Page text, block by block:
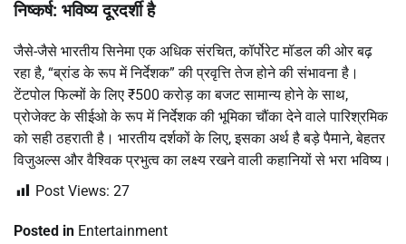
निष्कर्ष: भविष्य दूरदर्शी है
जैसे-जैसे भारतीय सिनेमा एक अधिक संरचित, कॉर्पोरेट मॉडल की ओर बढ़
रहा है, “ब्रांड के रूप में निर्देशक” की प्रवृत्ति तेज होने की संभावना है।
टेंटपोल फिल्मों के लिए ₹500 करोड़ का बजट सामान्य होने के साथ,
प्रोजेक्ट के सीईओ के रूप में निर्देशक की भूमिका चौंका देने वाले पारिश्रमिक
को सही ठहराती है। भारतीय दर्शकों के लिए, इसका अर्थ है बड़े पैमाने, बेहतर
विजुअल्स और वैश्विक प्रभुत्व का लक्ष्य रखने वाली कहानियों से भरा भविष्य।
Post Views: 27
Posted in Entertainment